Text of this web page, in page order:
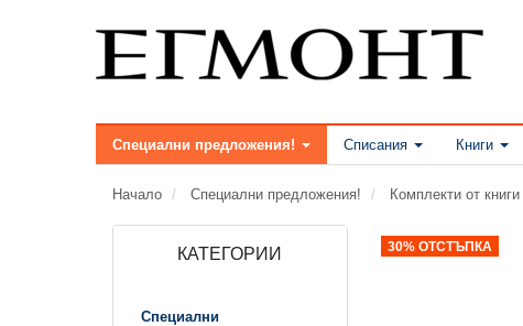
Специални предложения! Списания Книги
Начало Специални предложения! Комплекти от книги
КАТЕГОРИИ
Специални
30% ОТСТЪПКА